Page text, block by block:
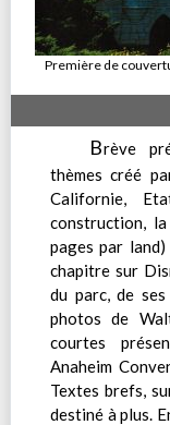
Première de
Brève
thèmes créé
Californie,
construction,
pages par
chapitre sur
du parc, de
photos de
courtes
Anaheim
Textes brefs,
destiné à plus.